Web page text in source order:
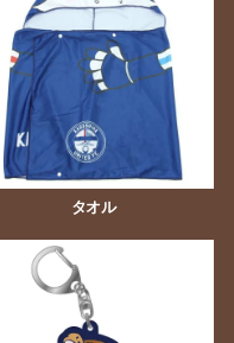
タオル